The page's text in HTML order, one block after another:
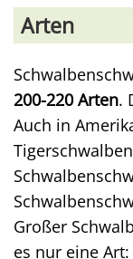
Arten
200-220 Arten.
Auch in
Großer
es nur eine